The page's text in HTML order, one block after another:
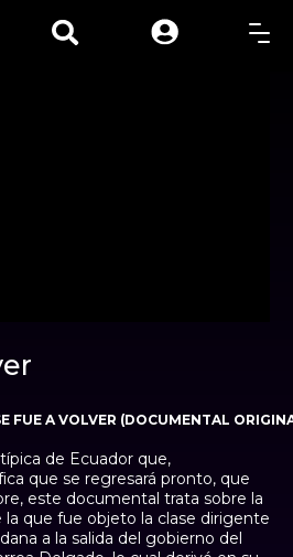
FUE A VOLVER (DOCUMENTAL
de Ecuador que,
que se regresará pronto, que
este documental trata sobre la
que fue objeto la clase dirigente
a la salida del gobierno del